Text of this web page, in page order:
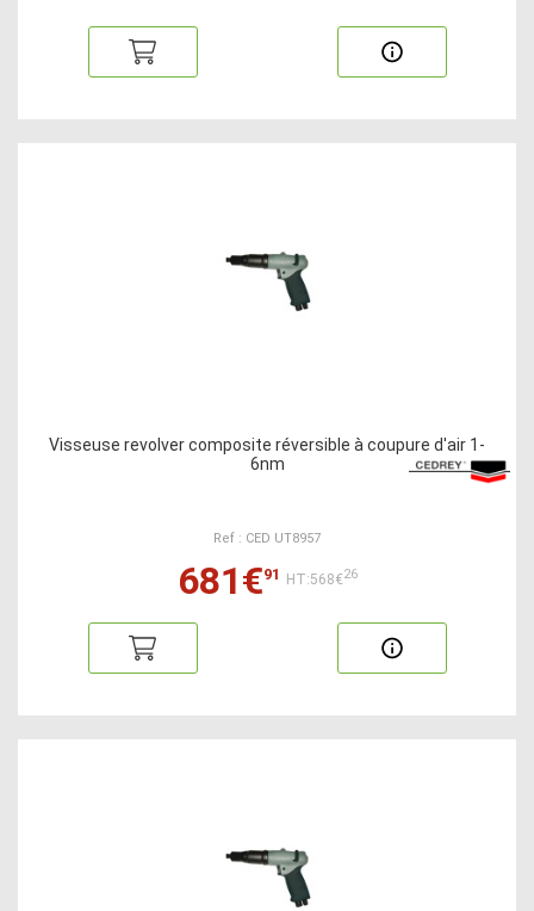
Visseuse revolver composite réversible à coupure d'air 1-
6nm
Ref : CED UT8957
681€91 HT:568€26